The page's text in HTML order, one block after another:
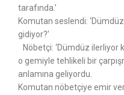
tarafında.’
Komutan seslendi:
gidiyor?’
Nöbetçi: ‘Dümdüz ilerliyor
o gemiyle tehlikeli bir
anlamına geliyordu.
Komutan nöbetçiye emir